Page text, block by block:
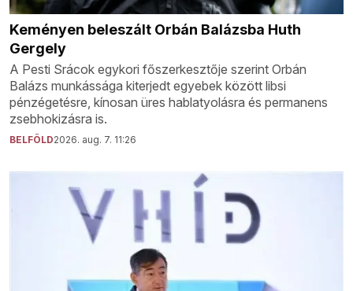
Keményen beleszált Orbán Balázsba Huth
Gergely
A Pesti Srácok egykori főszerkesztője szerint Orbán
Balázs munkássága kiterjedt egyebek között libsi
pénzégetésre, kínosan üres hablatyolásra és permanens
zsebhokizásra is.
BELFÖLD2026. aug. 7. 11:26